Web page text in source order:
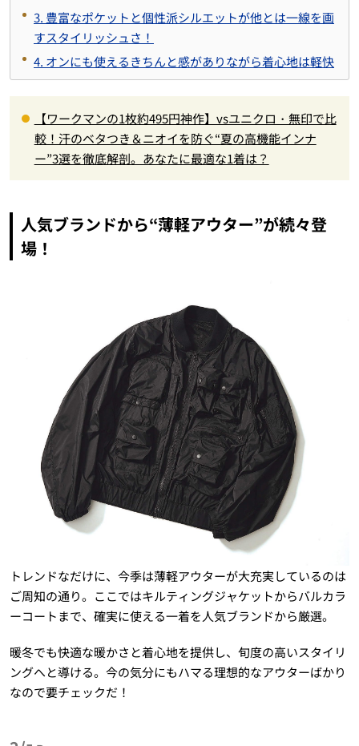
3. 豊富なポケットと個性派シルエットが他とは一線を画
すスタイリッシュさ！
4. オンにも使えるきちんと感がありながら着心地は軽快
【ワークマンの1枚約495円神作】vsユニクロ・無印で比
較！汗のベタつき＆ニオイを防ぐ“夏の高機能インナ
ー”3選を徹底解剖。あなたに最適な1着は？
人気ブランドから“薄軽アウター”が続々登
場！
トレンドなだけに、今季は薄軽アウターが大充実しているのは
ご周知の通り。ここではキルティングジャケットからバルカラ
ーコートまで、確実に使える一着を人気ブランドから厳選。
暖冬でも快適な暖かさと着心地を提供し、旬度の高いスタイリ
ングへと導ける。今の気分にもハマる理想的なアウターばかり
なので要チェックだ！